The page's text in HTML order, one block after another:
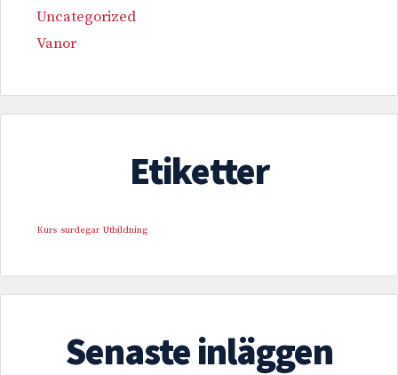
Uncategorized
Vanor
Etiketter
Kurs surdegar Utbildning
Senaste inläggen